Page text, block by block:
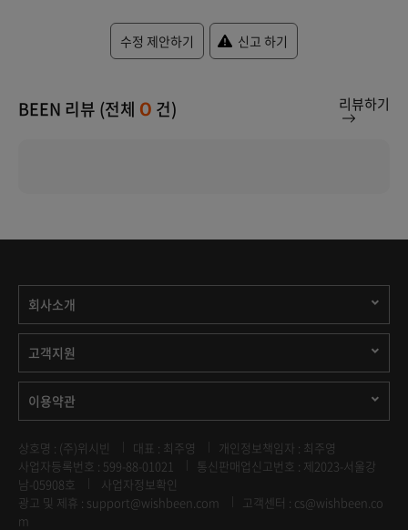
수정 제안하기 신고 하기
BEEN 리뷰 (전체 0 건) 리뷰하기
회사소개
고객지원
이용약관
상호명 : (주)위시빈 대표 : 최주영
개인정보책임자 : 최주영
사업자등록번호 : 599-88-01021
통신판매업신고번호 : 제2023-서울강
남-05908호
사업자정보확인
광고 및 제휴 : support@wishbeen.com
고객센터 : cs@wishbeen.co
m